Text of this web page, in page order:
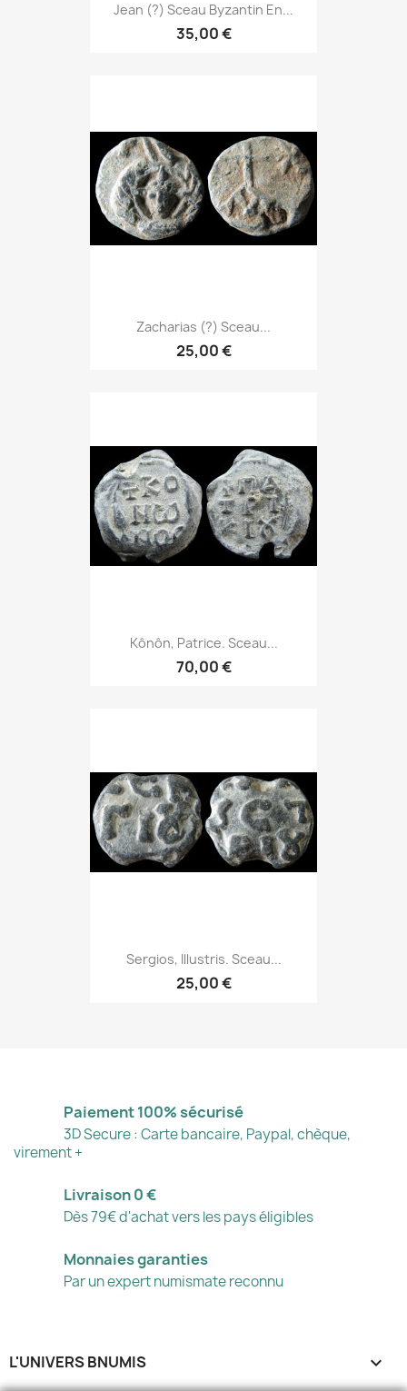
Jean (?) Sceau Byzantin En...
35,00 €
Zacharias (?) Sceau...
25,00 €
Kônôn, Patrice. Sceau...
70,00 €
Sergios, Illustris. Sceau...
25,00 €
Paiement 100% sécurisé
3D Secure : Carte bancaire, Paypal, chèque,
virement +
Livraison 0 €
Dès 79€ d'achat vers les pays éligibles
Monnaies garanties
Par un expert numismate reconnu
L'UNIVERS BNUMIS 